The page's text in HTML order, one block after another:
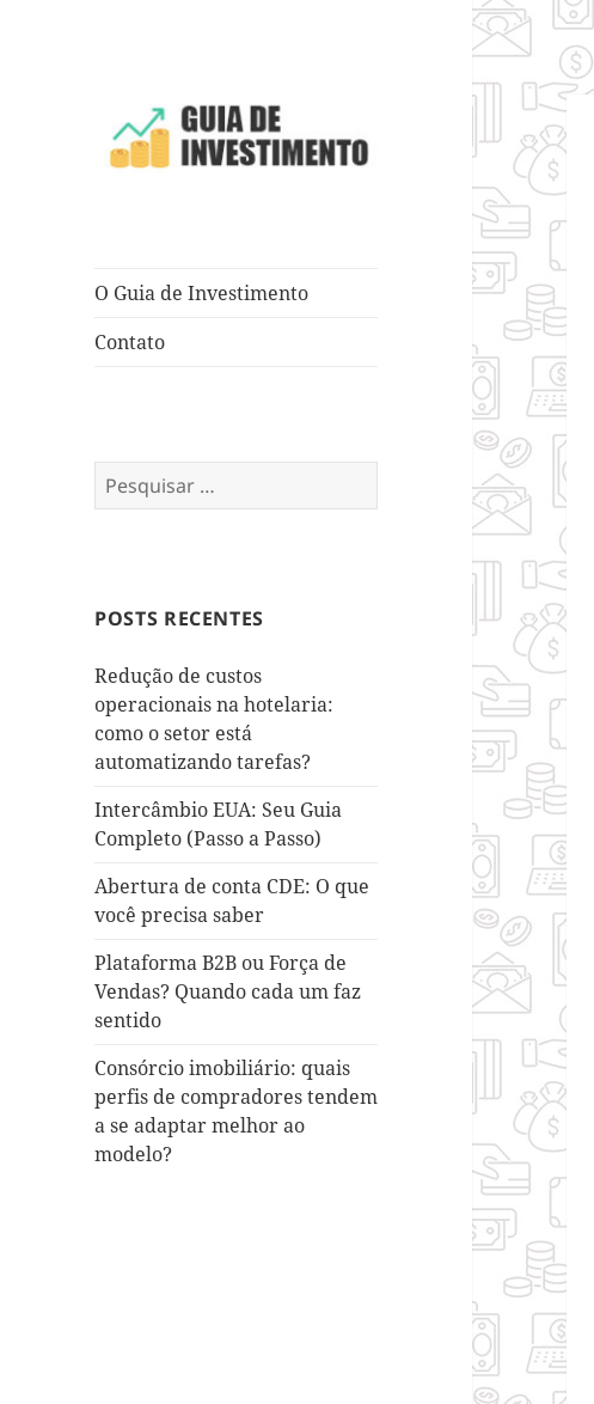
O Guia de Investimento
Contato
Pesquisar
por:
POSTS RECENTES
Redução de custos
operacionais na hotelaria:
como o setor está
automatizando tarefas?
Intercâmbio EUA: Seu Guia
Completo (Passo a Passo)
Abertura de conta CDE: O que
você precisa saber
Plataforma B2B ou Força de
Vendas? Quando cada um faz
sentido
Consórcio imobiliário: quais
perfis de compradores tendem
a se adaptar melhor ao
modelo?